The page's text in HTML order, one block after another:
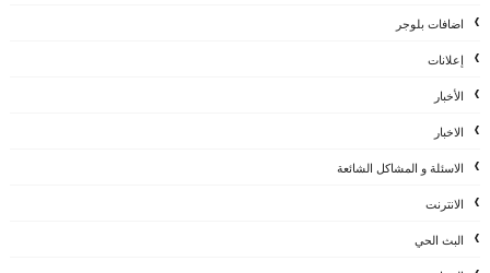
اضافات بلوجر
إعلانات
الأخبار
الاخبار
الاسئلة و المشاكل الشائعة
الانترنت
البث الحي